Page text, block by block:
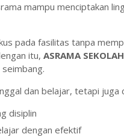
mampu menciptakan
pada fasilitas tanpa
itu, ASRAMA
dan belajar, tetapi juga
disiplin
dengan efektif